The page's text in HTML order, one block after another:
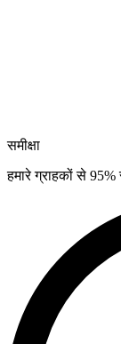
समीक्षा
हमारे ग्राहकों से 95%